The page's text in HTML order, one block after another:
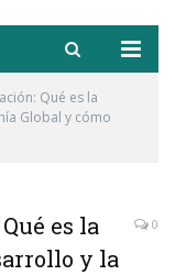
Qué es la
Global y cómo
es la
y la
0